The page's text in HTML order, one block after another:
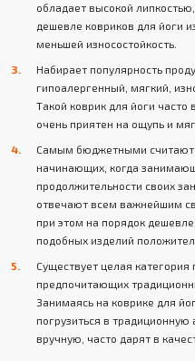
обладает высокой
дешевле ковриков для йоги
меньшей износостойкость.
Набирает популярность
гипоалергенный, мягкий,
Такой коврик для йоги
очень приятен на ощупь и
Самым бюджетными
начинающих, когда
продолжительности своих
отвечают всем важнейшим
при этом на порядок
подобных изделий
Существует целая категория
предпочитающих
Занимаясь на коврике для
погрузиться в
вручную, часто дарят в